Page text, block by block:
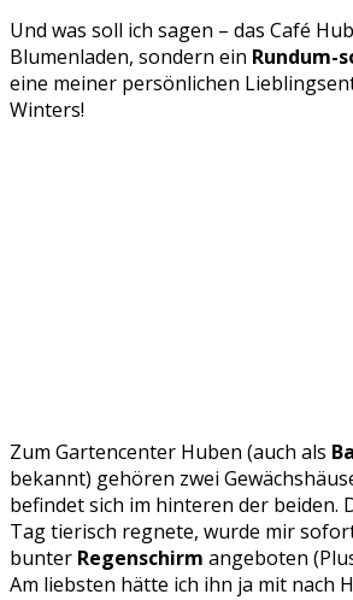
Und was soll ich sagen – das Café
Blumenladen, sondern ein Rundum-
eine meiner persönlichen
Winters!
Zum Gartencenter Huben (auch als
bekannt) gehören zwei
befindet sich im hinteren der beiden.
Tag tierisch regnete, wurde mir
bunter Regenschirm angeboten
Am liebsten hätte ich ihn ja mit nach